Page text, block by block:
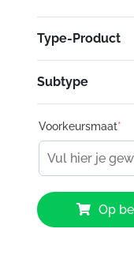
Type-Product
Subtype
Voorkeursmaat*
Segura
Subotai
Leather
Op